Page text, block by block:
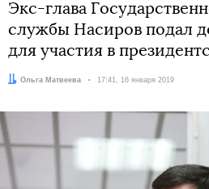
Экс-глава
службы Насиров подал
для участия в
Автор:
Ольга Матвеева Дата:
17:41, 16 января 2019